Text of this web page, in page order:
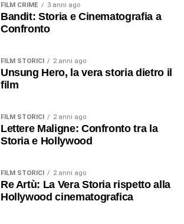
FILM CRIME 3 anni ago
Bandit: Storia e Cinematografia a
Confronto
FILM STORICI 2 anni ago
Unsung Hero, la vera storia dietro il
film
FILM STORICI 2 anni ago
Lettere Maligne: Confronto tra la
Storia e Hollywood
FILM STORICI 2 anni ago
Re Artù: La Vera Storia rispetto alla
Hollywood cinematografica